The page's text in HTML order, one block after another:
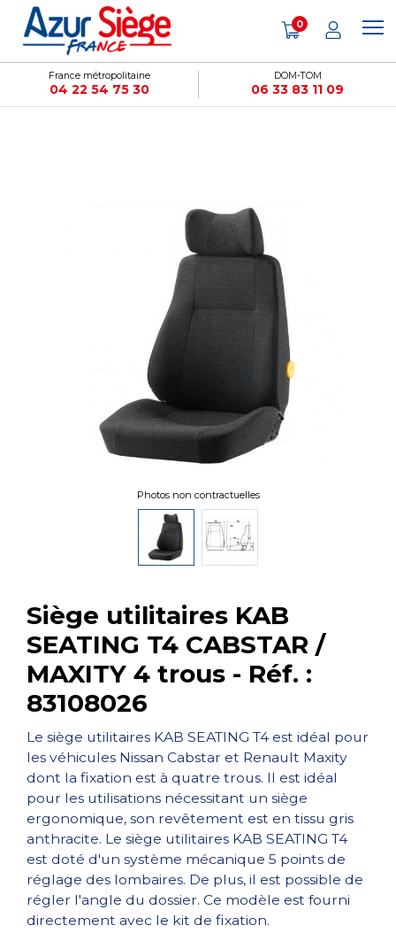
France métropolitaine
04 22 54 75 30
DOM-TOM
06 33 83 11 09
0
Siège utilitaires KAB
SEATING T4 CABSTAR /
MAXITY 4 trous - Réf. :
83108026
Le siège utilitaires KAB SEATING T4 est idéal pour
les véhicules Nissan Cabstar et Renault Maxity
dont la fixation est à quatre trous. Il est idéal
pour les utilisations nécessitant un siège
ergonomique, son revêtement est en tissu gris
anthracite. Le siège utilitaires KAB SEATING T4
est doté d'un système mécanique 5 points de
réglage des lombaires. De plus, il est possible de
régler l'angle du dossier. Ce modèle est fourni
directement avec le kit de fixation.
Photos non contractuelles
Panneau de gestion des cookies